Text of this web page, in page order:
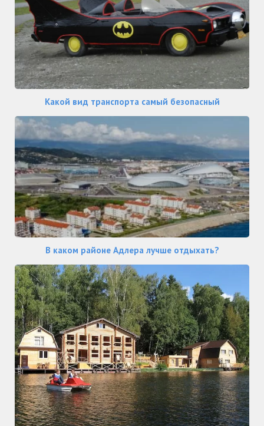
Какой вид транспорта самый безопасный
В каком районе Адлера лучше отдыхать?